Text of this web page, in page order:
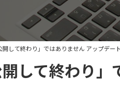
開して終わり」ではありません アップデー
して終わり」